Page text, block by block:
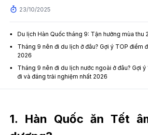
23/10/2025
Du lịch Hàn Quốc tháng 9: Tận hưởng mùa thu
Tháng 9 nên đi du lịch ở đâu? Gợi ý TOP điểm
2026
Tháng 9 nên đi du lịch nước ngoài ở đâu? Gợi ý
đi và đáng trải nghiệm nhất 2026
1. Hàn Quốc ăn Tết